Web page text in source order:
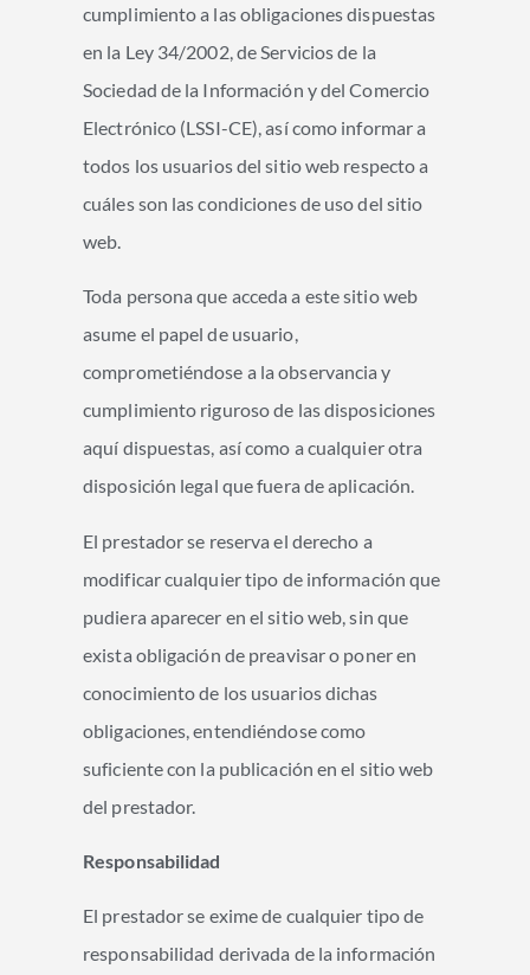
cumplimiento a las obligaciones dispuestas
en la Ley 34/2002, de Servicios de la
Sociedad de la Información y del Comercio
Electrónico (LSSI-CE), así como informar a
todos los usuarios del sitio web respecto a
cuáles son las condiciones de uso del sitio
web.
Toda persona que acceda a este sitio web
asume el papel de usuario,
comprometiéndose a la observancia y
cumplimiento riguroso de las disposiciones
aquí dispuestas, así como a cualquier otra
disposición legal que fuera de aplicación.
El prestador se reserva el derecho a
modificar cualquier tipo de información que
pudiera aparecer en el sitio web, sin que
exista obligación de preavisar o poner en
conocimiento de los usuarios dichas
obligaciones, entendiéndose como
suficiente con la publicación en el sitio web
del prestador.
Responsabilidad
El prestador se exime de cualquier tipo de
responsabilidad derivada de la información